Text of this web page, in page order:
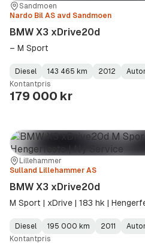
Sted:
Sandmoen
Forhandler:
Nardo Bil AS avd Sandmoen
BMW X3 xDrive20d
– M Sport
Fuel
Type:
Diesel
Kilometerstand:
143 465 km
Model
Year:
2012
Gearbox
Type:
Kontantpris
179 000 kr
Sted:Lillehammer
Forhandler:
Sulland Lillehammer AS
BMW X3 xDrive20d
M Sport | xDrive | 183 hk |
Fuel
Diesel
Kilometerstand :
195 000 km
Model
2011
Gearbox
Kontantpris